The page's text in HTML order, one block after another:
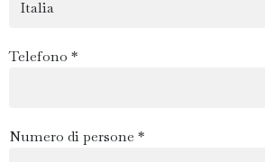
Telefono *
Numero di persone *